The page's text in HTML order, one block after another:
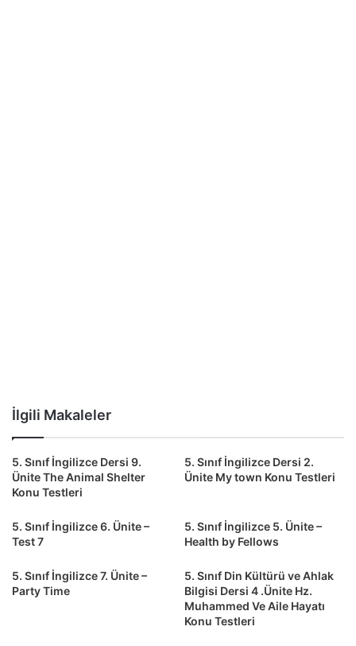
İlgili Makaleler
5. Sınıf İngilizce Dersi 9.
Ünite The Animal Shelter
Konu Testleri
5. Sınıf İngilizce Dersi 2.
Ünite My town Konu Testleri
5. Sınıf İngilizce 6. Ünite –
Test 7
5. Sınıf İngilizce 5. Ünite –
Health by Fellows
5. Sınıf İngilizce 7. Ünite –
Party Time
5. Sınıf Din Kültürü ve Ahlak
Bilgisi Dersi 4 .Ünite Hz.
Muhammed Ve Aile Hayatı
Konu Testleri